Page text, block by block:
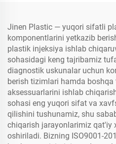
Jinen Plastic — yuqori sifatli
komponentlarini yetkazib
plastik injeksiya ishlab
sohasidagi keng tajribamiz
diagnostik uskunalar uchun
berish tizimlari hamda
aksessuarlarini ishlab
sohasi eng yuqori sifat va
qilishini tushunamiz, shu
chiqarish jarayonlarimiz qat'iy
oshiriladi. Bizning ISO9001-